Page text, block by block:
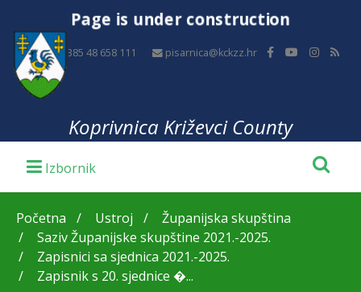
Page is under construction
+385 48 658 111 pisarnica@kckzz.hr
Koprivnica Križevci County
Početna Ustroj
Županijska skupština
Saziv Županijske skupštine 2021.-2025.
Zapisnici sa sjednica 2021.-2025.
Zapisnik s 20. sjednice �...